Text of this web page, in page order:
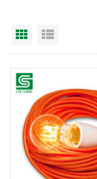
Grid View